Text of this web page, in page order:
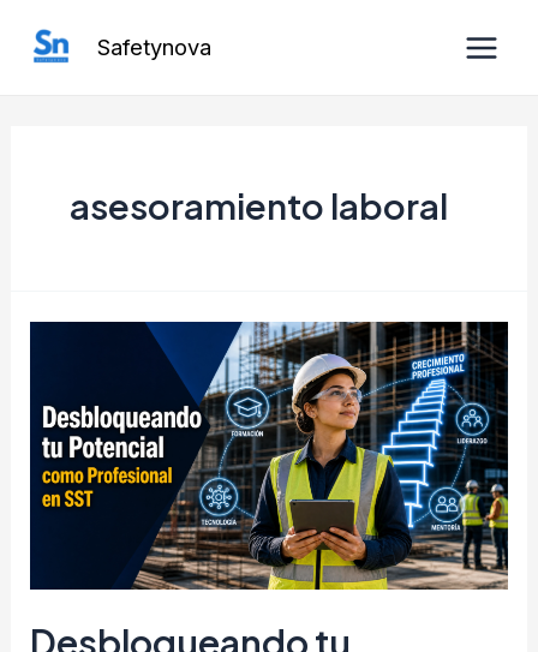
Safetynova
asesoramiento laboral
Desbloqueando tu